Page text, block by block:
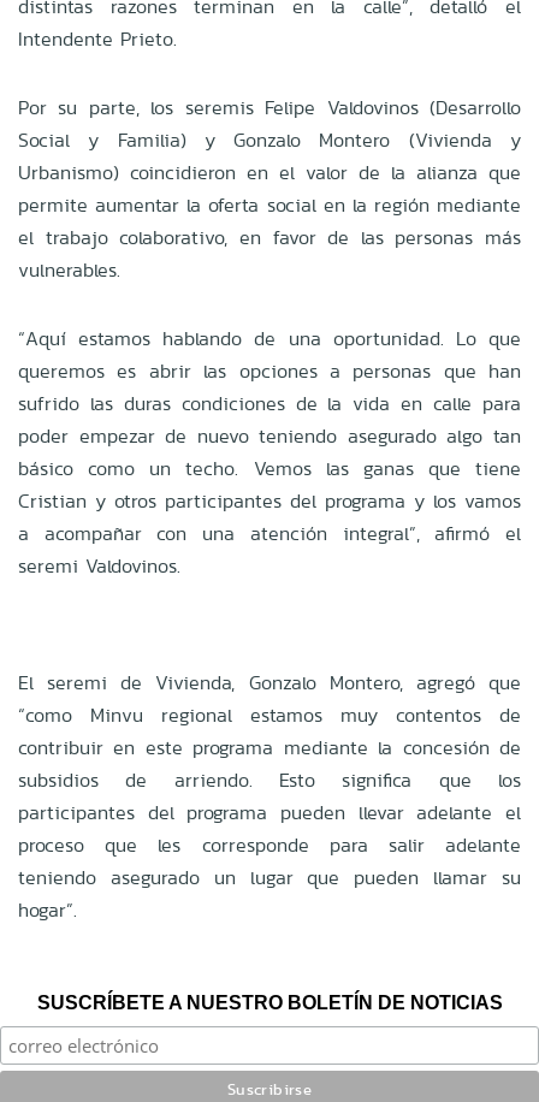
distintas razones terminan en la calle”, detalló el
Intendente Prieto.
Por su parte, los seremis Felipe Valdovinos (Desarrollo
Social y Familia) y Gonzalo Montero (Vivienda y
Urbanismo) coincidieron en el valor de la alianza que
permite aumentar la oferta social en la región mediante
el trabajo colaborativo, en favor de las personas más
vulnerables.
“Aquí estamos hablando de una oportunidad. Lo que
queremos es abrir las opciones a personas que han
sufrido las duras condiciones de la vida en calle para
poder empezar de nuevo teniendo asegurado algo tan
básico como un techo. Vemos las ganas que tiene
Cristian y otros participantes del programa y los vamos
a acompañar con una atención integral”, afirmó el
seremi Valdovinos.
El seremi de Vivienda, Gonzalo Montero, agregó que
“como Minvu regional estamos muy contentos de
contribuir en este programa mediante la concesión de
subsidios de arriendo. Esto significa que los
participantes del programa pueden llevar adelante el
proceso que les corresponde para salir adelante
teniendo asegurado un lugar que pueden llamar su
hogar”.
SUSCRÍBETE A NUESTRO BOLETÍN DE NOTICIAS